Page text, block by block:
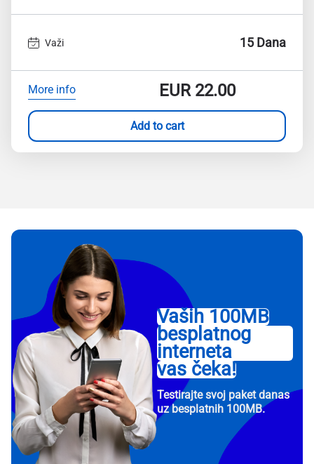
Važi 15 Dana
More info EUR22.00
Add to cart
Vaših 100MB
besplatnog
interneta
vas čeka!
Testirajte svoj paket danas
uz besplatnih 100MB.